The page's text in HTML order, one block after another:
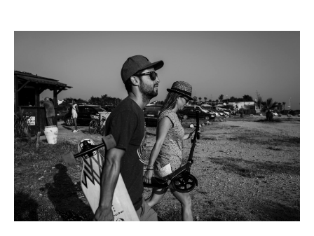
PREBODA
BODAS
CONTACTO
SOBRE MI